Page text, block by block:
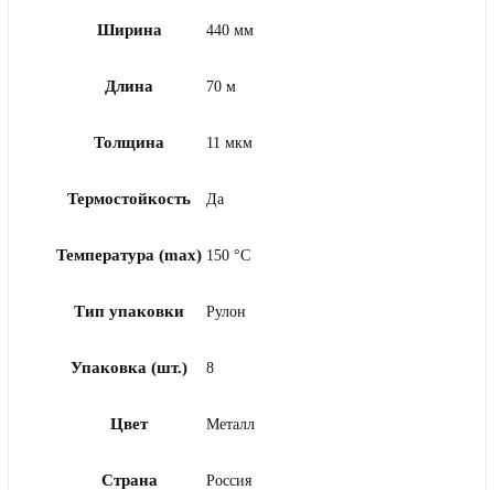
Ширина 440 мм
Длина 70 м
Толщина 11 мкм
Термостойкость Да
Температура (max) 150 °C
Тип упаковки Рулон
Упаковка (шт.) 8
Цвет Металл
Страна Россия